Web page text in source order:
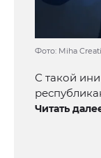
Фото: Miha
С такой
Читать